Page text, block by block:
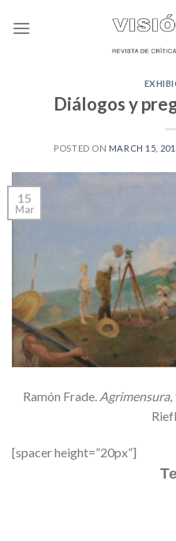
Diálogos y
POSTED ON MARCH 15,
15
Mar
Ramón Frade. Agrimensura,
[spacer height=”20px”]